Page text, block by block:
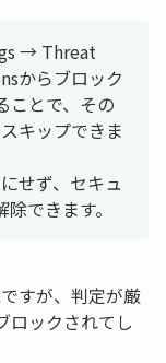
→ Threat
からブロック
ことで、その
キップできま
せず、セキュ
できます。
すが、判定が厳
ロックされてし